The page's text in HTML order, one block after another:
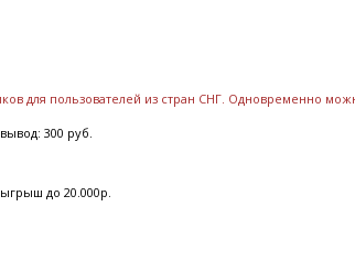
для пользователей из стран СНГ. Одновременно
300 руб.
до 20.000р.